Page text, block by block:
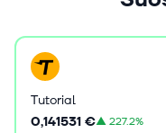
Tutorial
0,141531 €▲227.2%